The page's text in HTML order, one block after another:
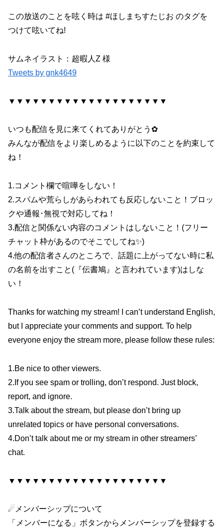
この放送のことを呟く時は #ほしまちすたじお​ のタグを
つけて呟いてね!
サムネイラスト：超暇人Z 様
Tweets by gnk4649
▼▼▼▼▼▼▼▼▼▼▼▼▼▼▼▼▼▼▼▼
いつも配信を見に来てくれてありがとう✿
みんなが配信をより楽しめるように以下のことを約束して
ね！
1.コメント欄で喧嘩をしない！
2.スパムや荒らしがあらわれても反応しないこと！ブロッ
クや通報･無視で対応してね！
3.配信と関係ない内容のコメントはしないこと！(フリー
チャット枠があるのでそこでしてね✨)
4.他の配信者さんのところで、話題に上がってない時に私
の名前を出すこと(『伝書鳩』と言われています)はしな
い！
Thanks for watching my stream! I can’t understand English,
but I appreciate your comments and support. To help
everyone enjoy the stream more, please follow these rules:
1.Be nice to other viewers.
2.If you see spam or trolling, don’t respond. Just block,
report, and ignore.
3.Talk about the stream, but please don’t bring up
unrelated topics or have personal conversations.
4.Don’t talk about me or my stream in other streamers’
chat.
▼▼▼▼▼▼▼▼▼▼▼▼▼▼▼▼▼▼▼▼
☄メンバーシップについて
「メンバーになる」ボタンからメンバーシップを登録する